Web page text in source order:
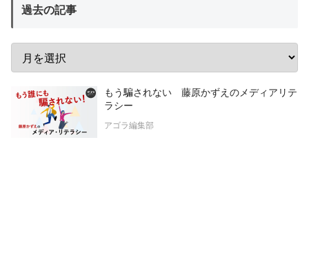
過去の記事
もう騙されない 藤原かずえのメディアリテ
ラシー
アゴラ編集部